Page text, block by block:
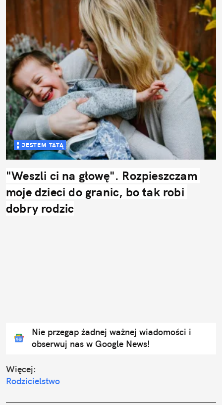
JESTEM TATĄ
"Weszli ci na głowę". Rozpieszczam
moje dzieci do granic, bo tak robi
dobry rodzic
Nie przegap żadnej ważnej wiadomości i
obserwuj nas w Google News!
Więcej:
Rodzicielstwo